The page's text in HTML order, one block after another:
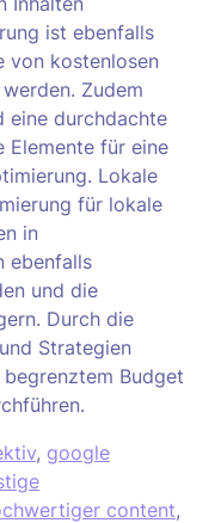
ist ebenfalls
von kostenlosen
Zudem
eine durchdachte
für eine
Lokale
für lokale
in
ebenfalls
und die
Durch die
Strategien
Budget
, google
content,